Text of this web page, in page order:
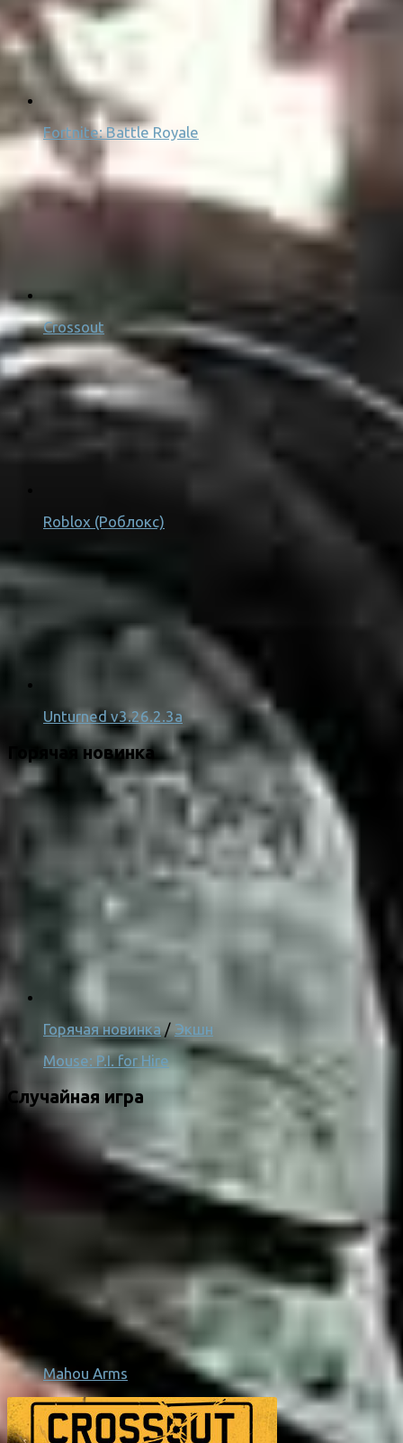
Fortnite: Battle Royale
Crossout
Roblox (Роблокс)
Unturned v3.26.2.3a
Горячая новинка
Горячая новинка / Экшн
Mouse: P.I. for Hire
Случайная игра
Mahou Arms